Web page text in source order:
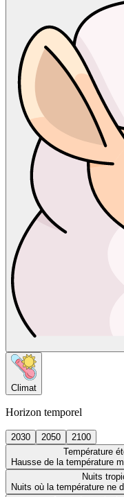
Climat
Horizon temporel
2030 2050
2100
Température
Hausse de la température
Nuits
Nuits où la température ne